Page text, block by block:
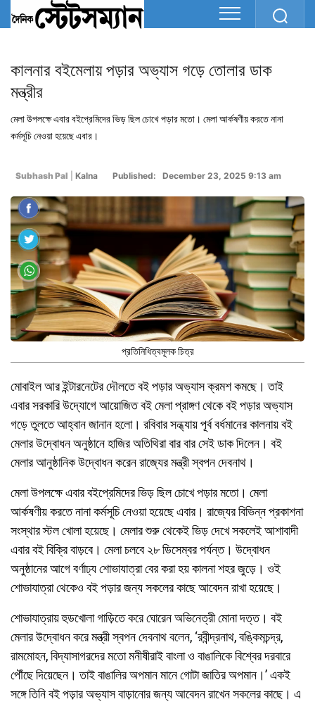
কালনার বইমেলায় পড়ার অভ্যাস গড়ে তোলার ডাক
মন্ত্রীর
মেলা উপলক্ষে এবার বইপ্রেমিদের ভিড় ছিল চোখে পড়ার মতো। মেলা আর্কষণীয় করতে নানা
কর্মসূচি নেওয়া হয়েছে এবার।
Subhash Pal Kalna Published: December 23, 2025 9:13 am
প্রতিনিধিত্বমূলক চিত্র
মোবাইল আর ইন্টারনেটের দৌলতে বই পড়ার অভ্যাস ক্রমশ কমছে। তাই
এবার সরকারি উদ্যোগে আয়োজিত বই মেলা প্রাঙ্গণ থেকে বই পড়ার অভ্যাস
গড়ে তুলতে আহ্বান জানান হলো। রবিবার সন্ধ্যায় পূর্ব বর্ধমানের কালনায় বই
মেলার উদ্বোধন অনুষ্ঠানে হাজির অতিথিরা বার বার সেই ডাক দিলেন। বই
মেলার আনুষ্ঠানিক উদ্বোধন করেন রাজ্যের মন্ত্রী স্বপন দেবনাথ।
মেলা উপলক্ষে এবার বইপ্রেমিদের ভিড় ছিল চোখে পড়ার মতো। মেলা
আর্কষণীয় করতে নানা কর্মসূচি নেওয়া হয়েছে এবার। রাজ্যের বিভিন্ন প্রকাশনা
সংস্থার স্টল খোলা হয়েছে। মেলার শুরু থেকেই ভিড় দেখে সকলেই আশাবাদী
এবার বই বিক্রি বাড়বে। মেলা চলবে ২৮ ডিসেম্বর পর্যন্ত। উদ্বোধন
অনুষ্ঠানের আগে বর্ণাঢ্য শোভাযাত্রা বের করা হয় কালনা শহর জুড়ে। ওই
শোভাযাত্রা থেকেও বই পড়ার জন্য সকলের কাছে আবেদন রাখা হয়েছে।
শোভাযাত্রায় হুডখোলা গাড়িতে করে ঘোরেন অভিনেত্রী মোনা দত্ত। বই
মেলার উদ্বোধন করে মন্ত্রী স্বপন দেবনাথ বলেন, ‘রবীন্দ্রনাথ, বঙ্কিমচন্দ্র,
রামমোহন, বিদ্যাসাগরদের মতো মনীষীরাই বাংলা ও বাঙালিকে বিশ্বের দরবারে
পৌঁছে দিয়েছেন। তাই বাঙালির অপমান মানে গোটা জাতির অপমান।’ একই
সঙ্গে তিনি বই পড়ার অভ্যাস বাড়ানোর জন্য আবেদন রাখেন সকলের কাছে। এ